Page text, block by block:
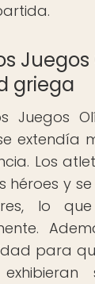
griega
Juegos
extendía
Los
héroes y
lo
para